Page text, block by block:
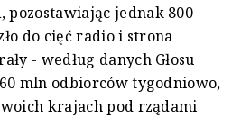
pozostawiając jednak 800
do cięć radio i strona
- według danych Głosu
mln odbiorców tygodniowo,
krajach pod rządami